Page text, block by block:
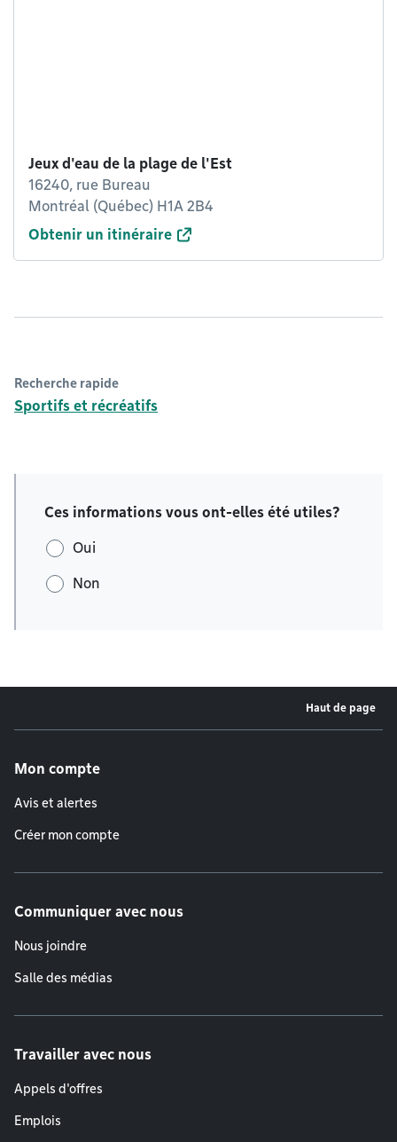
Jeux d'eau de la plage de l'Est
16240, rue Bureau
Montréal (Québec) H1A 2B4
Obtenir un itinéraire
Recherche rapide
Sportifs et récréatifs
Ces informations vous ont-elles été utiles?
Oui
Non
Haut de page
Mon compte
Avis et alertes
Créer mon compte
Communiquer avec nous
Nous joindre
Salle des médias
Travailler avec nous
Appels d'offres
Emplois